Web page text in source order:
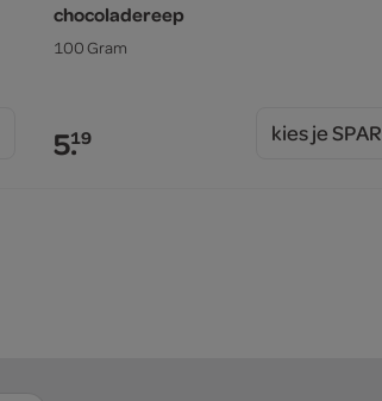
chocoladereep
100 Gram
5.19 kies je SPAR